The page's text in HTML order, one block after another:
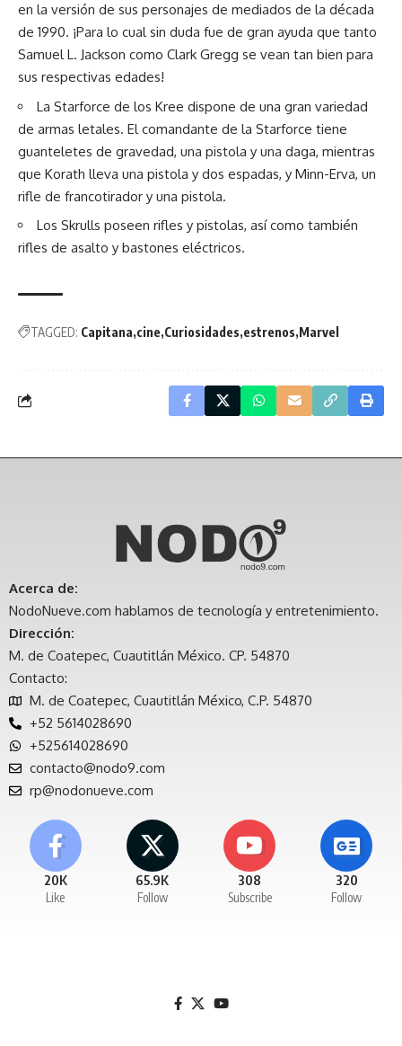
en la versión de sus personajes de mediados de la década
de 1990. ¡Para lo cual sin duda fue de gran ayuda que tanto
Samuel L. Jackson como Clark Gregg se vean tan bien para
sus respectivas edades!
La Starforce de los Kree dispone de una gran variedad
de armas letales. El comandante de la Starforce tiene
guanteletes de gravedad, una pistola y una daga, mientras
que Korath lleva una pistola y dos espadas, y Minn-Erva, un
rifle de francotirador y una pistola.
Los Skrulls poseen rifles y pistolas, así como también
rifles de asalto y bastones eléctricos.
TAGGED: Capitana cine Curiosidades estrenos Marvel
Acerca de:
NodoNueve.com hablamos de tecnología y entretenimiento.
Dirección:
M. de Coatepec, Cuautitlán México. CP. 54870
Contacto:
M. de Coatepec, Cuautitlán México, C.P. 54870
+52 5614028690
+525614028690
contacto@nodo9.com
rp@nodonueve.com
20K
Like
65.9K
Follow
308
Subscribe
320
Follow